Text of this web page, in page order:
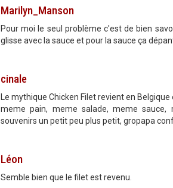
Marilyn_Manson
Pour moi le seul problème c'est de bien
glisse avec la sauce et pour la sauce ça
cinale
Le mythique Chicken Filet revient en
meme pain, meme salade, meme
souvenirs un petit peu plus petit, gropapa
Léon
Semble bien que le filet est revenu.